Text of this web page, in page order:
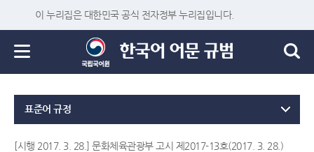
이 누리집은 대한민국 공식 전자정부 누리집입니다.
표준어 규정
[시행 2017. 3. 28.] 문화체육관광부 고시 제2017-13호(2017. 3. 28.)